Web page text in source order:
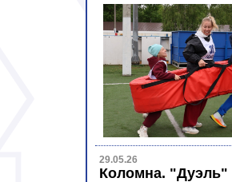
29.05.26
Коломна. "Дуэль"